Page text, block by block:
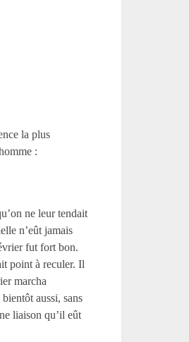
la plus
:
ne leur tendait
n’eût jamais
fut fort bon.
point à reculer. Il
marcha
aussi, sans
liaison qu’il eût